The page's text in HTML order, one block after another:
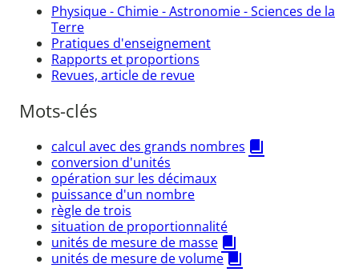
Physique - Chimie - Astronomie - Sciences de la
Terre
Pratiques d'enseignement
Rapports et proportions
Revues, article de revue
Mots-clés
calcul avec des grands nombres
conversion d'unités
opération sur les décimaux
puissance d'un nombre
règle de trois
situation de proportionnalité
unités de mesure de masse
unités de mesure de volume